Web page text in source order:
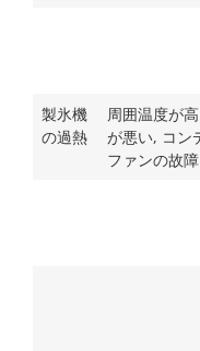
製氷機
の過熱
周囲温度が
が悪い, コン
ファンの故